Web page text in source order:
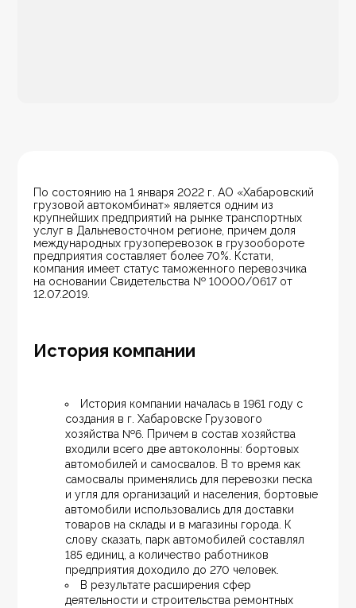
По состоянию на 1 января 2022 г. АО «Хабаровский
грузовой автокомбинат» является одним из
крупнейших предприятий на рынке транспортных
услуг в Дальневосточном регионе, причем доля
международных грузоперевозок в грузообороте
предприятия составляет более 70%. Кстати,
компания имеет статус таможенного перевозчика
на основании Свидетельства № 10000/0617 от
12.07.2019.
История компании
История компании началась в 1961 году с
создания в г. Хабаровске Грузового
хозяйства №6. Причем в состав хозяйства
входили всего две автоколонны: бортовых
автомобилей и самосвалов. В то время как
самосвалы применялись для перевозки песка
и угля для организаций и населения, бортовые
автомобили использовались для доставки
товаров на склады и в магазины города. К
слову сказать, парк автомобилей составлял
185 единиц, а количество работников
предприятия доходило до 270 человек.
В результате расширения сфер
деятельности и строительства ремонтных